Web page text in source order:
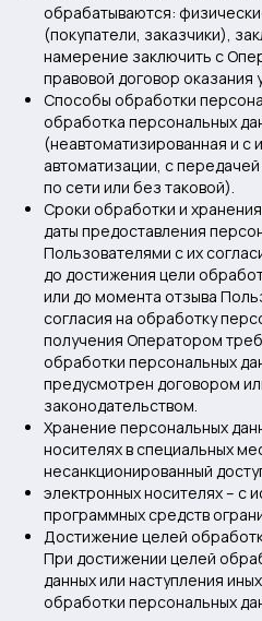
обрабатываются:
(покупатели, заказчики),
намерение заключить с
правовой договор оказания
Способы обработки
обработка персональных
(неавтоматизированная и с
автоматизации, с
по сети или без таковой).
Сроки обработки и
даты предоставления
Пользователями с их
до достижения цели
или до момента отзыва
согласия на обработку
получения Оператором
обработки персональных
предусмотрен договором
законодательством.
Хранение персональных
носителях в специальных
несанкционированный
электронных носителях – с
программных средств
Достижение целей
При достижении целей
данных или наступления
обработки персональных